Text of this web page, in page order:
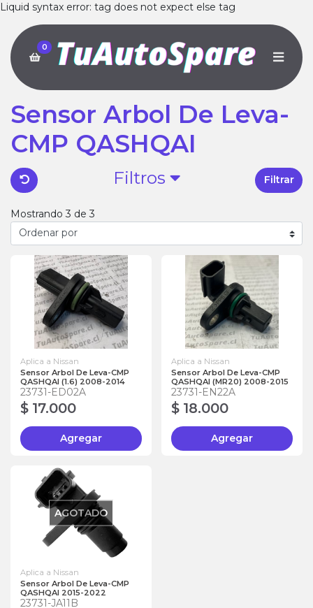
Liquid syntax error: tag does not expect else tag
0
Sensor Arbol De Leva-
CMP QASHQAI
Filtros Filtrar
Mostrando 3 de 3
Aplica a Nissan
Sensor Arbol De Leva-CMP
QASHQAI (1.6) 2008-2014
23731-ED02A
$ 17.000
Agregar
Aplica a Nissan
Sensor Arbol De Leva-CMP
QASHQAI (MR20) 2008-2015
23731-EN22A
$ 18.000
Agregar
AGOTADO
Aplica a Nissan
Sensor Arbol De Leva-CMP
QASHQAI 2015-2022
23731-JA11B